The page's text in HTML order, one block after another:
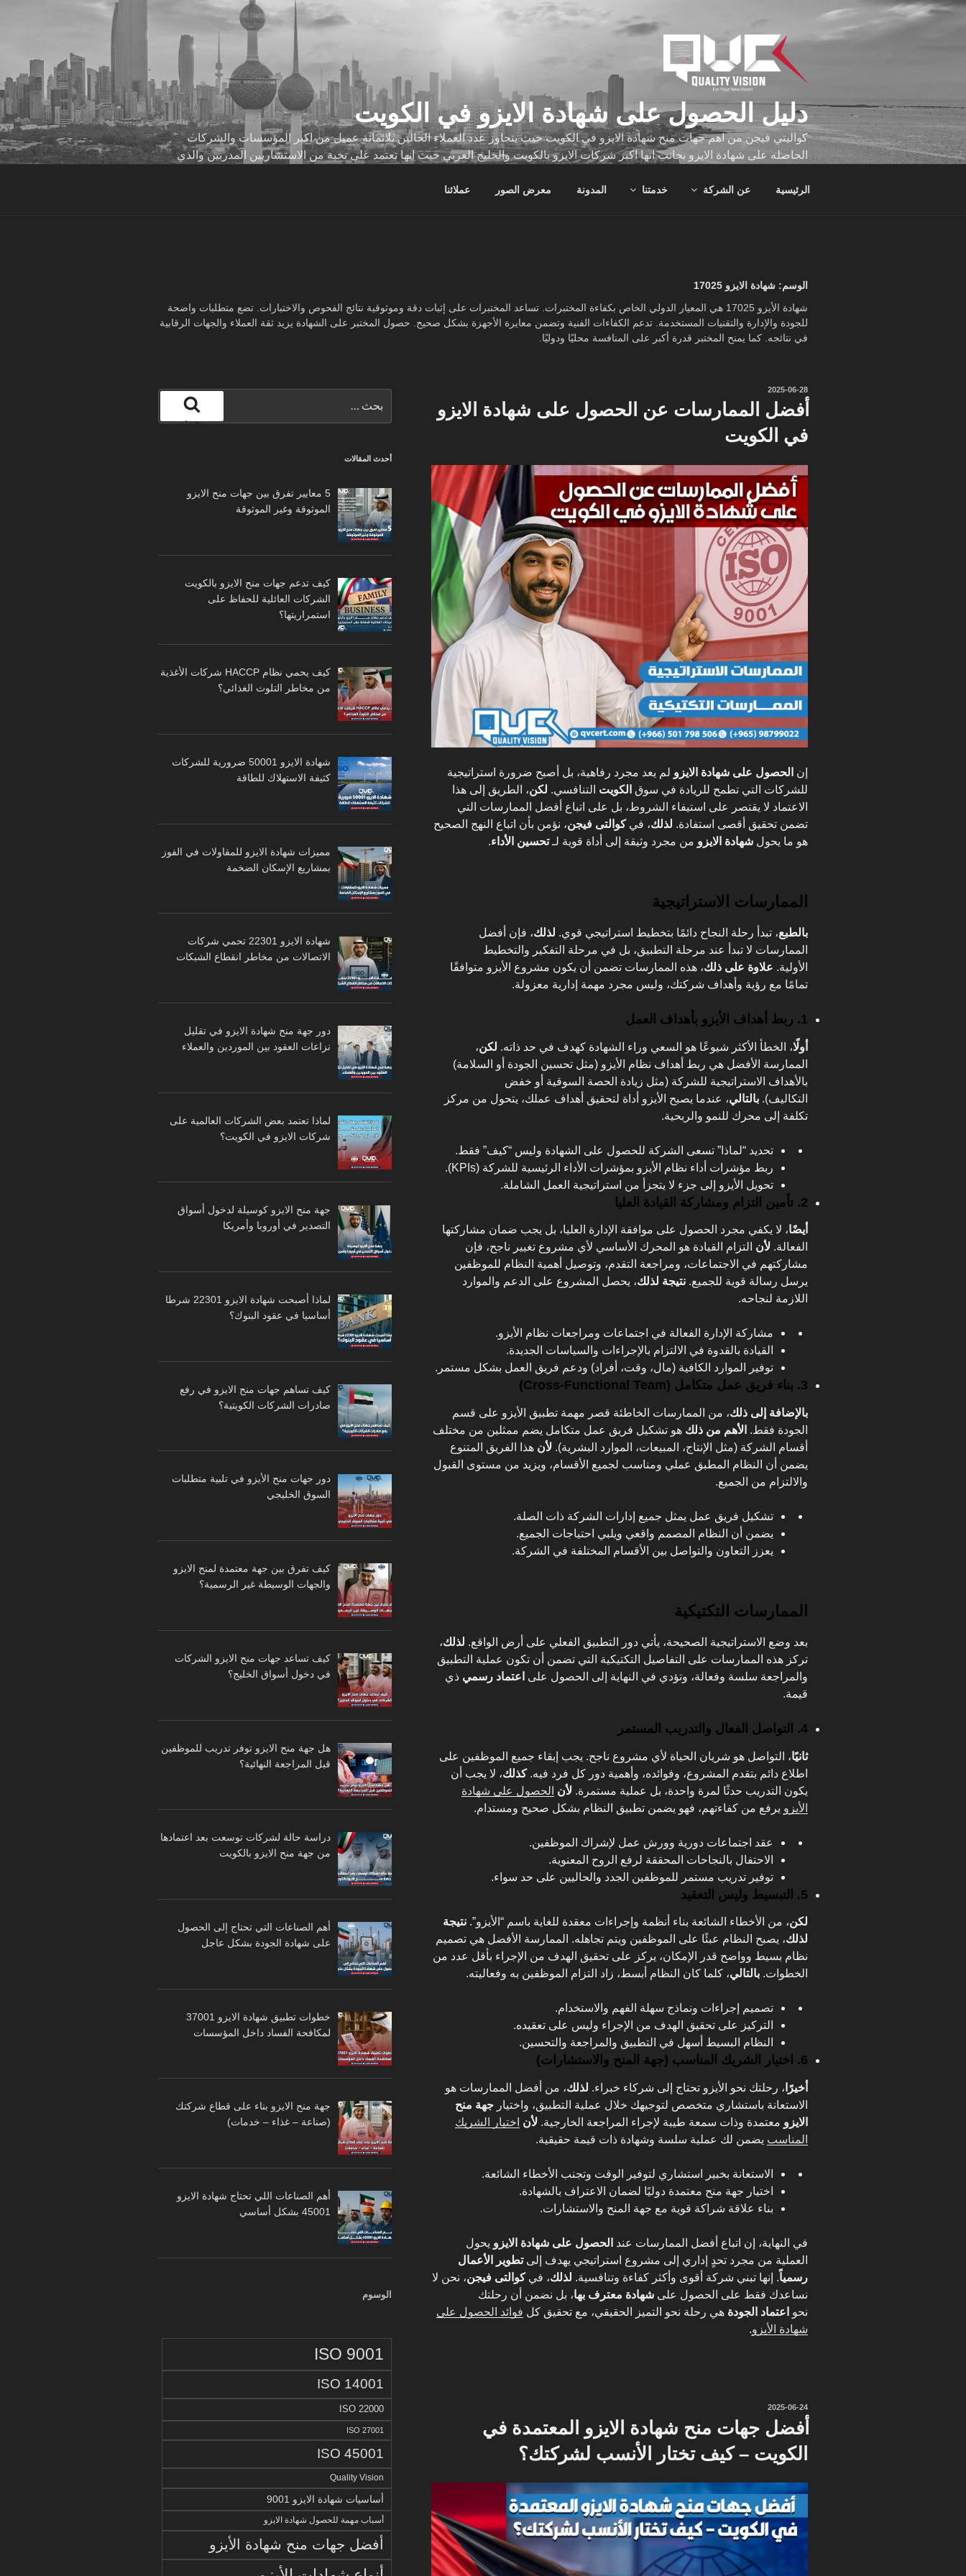
التجاوز
دليل الحصول على شهادة الايزو في الكويت
كواليتي فيجن من اهم جهات منح شهادة الايزو في الكويت حيث يتجاوز عدد العملاء الحالين ثلاثمائة عميل من اكبر المؤسسات والشركات
الحاصله على شهادة الايزو بجانب انها اكبر شركات الايزو بالكويت والخليج العربي حيث انها تعتمد على نخبة من الاستشاريين المدربين والذي
الرئيسية عن الشركة خدمتنا المدونة معرض الصور عملائنا
الوسم: شهادة الايزو 17025
شهادة الأيزو 17025 هي المعيار الدولي الخاص بكفاءة المختبرات. تساعد المختبرات على إثبات دقة وموثوقية نتائج الفحوص والاختبارات. تضع متطلبات واضحة
للجودة والإدارة والتقنيات المستخدمة. تدعم الكفاءات الفنية وتضمن معايرة الأجهزة بشكل صحيح. حصول المختبر على الشهادة يزيد ثقة العملاء والجهات الرقابية
في نتائجه. كما يمنح المختبر قدرة أكبر على المنافسة محليًا ودوليًا.
نُشر
في
2025-06-28
أفضل الممارسات عن الحصول على شهادة الايزو
في الكويت
إن الحصول على شهادة الايزو لم يعد مجرد رفاهية، بل أصبح ضرورة استراتيجية
للشركات التي تطمح للريادة في سوق الكويت التنافسي. لكن، الطريق إلى هذا
الاعتماد لا يقتصر على استيفاء الشروط، بل على اتباع أفضل الممارسات التي
تضمن تحقيق أقصى استفادة. لذلك، فيكوالتى فيجن، نؤمن بأن اتباع النهج الصحيح
هو ما يحول شهادة الايزو من مجرد وثيقة إلى أداة قوية لـتحسين الأداء.
الممارسات الاستراتيجية
بالطبع، تبدأ رحلة النجاح دائمًا بتخطيط استراتيجي قوي. لذلك، فإن أفضل
الممارسات لا تبدأ عند مرحلة التطبيق، بل في مرحلة التفكير والتخطيط
الأولية. علاوة على ذلك، هذه الممارسات تضمن أن يكون مشروع الأيزو متوافقًا
تمامًا مع رؤية وأهداف شركتك، وليس مجرد مهمة إدارية معزولة.
1. ربط أهداف الأيزو بأهداف العمل
أولًا، الخطأ الأكثر شيوعًا هو السعي وراء الشهادة كهدف في حد ذاته. لكن،
الممارسة الأفضل هي ربط أهداف نظام الأيزو (مثل تحسين الجودة أو السلامة)
بالأهداف الاستراتيجية للشركة (مثل زيادة الحصة السوقية أو خفض
التكاليف). بالتالي، عندما يصبح الأيزو أداة لتحقيق أهداف عملك، يتحول من مركز
تكلفة إلى محرك للنمو والربحية.
تحديد “لماذا” تسعى الشركة للحصول على الشهادة وليس “كيف” فقط.
ربط مؤشرات أداء نظام الأيزو بمؤشرات الأداء الرئيسية للشركة (KPIs).
تحويل الأيزو إلى جزء لا يتجزأ من استراتيجية العمل الشاملة.
2. تأمين التزام ومشاركة القيادة العليا
أيضًا، لا يكفي مجرد الحصول على موافقة الإدارة العليا، بل يجب ضمان مشاركتها
الفعالة. لأن التزام القيادة هو المحرك الأساسي لأي مشروع تغيير ناجح، فإن
مشاركتهم في الاجتماعات، ومراجعة التقدم، وتوصيل أهمية النظام للموظفين
يرسل رسالة قوية للجميع. نتيجة لذلك، يحصل المشروع على الدعم والموارد
اللازمة لنجاحه.
مشاركة الإدارة الفعالة في اجتماعات ومراجعات نظام الأيزو.
القيادة بالقدوة في الالتزام بالإجراءات والسياسات الجديدة.
توفير الموارد الكافية (مال، وقت، أفراد) ودعم فريق العمل بشكل مستمر.
3. بناء فريق عمل متكامل (Cross-Functional Team)
بالإضافة إلى ذلك، من الممارسات الخاطئة قصر مهمة تطبيق الأيزو على قسم
الجودة فقط. الأهم من ذلك هو تشكيل فريق عمل متكامل يضم ممثلين من مختلف
أقسام الشركة (مثل الإنتاج، المبيعات، الموارد البشرية). لأن هذا الفريق المتنوع
يضمن أن النظام المطبق عملي ومناسب لجميع الأقسام، ويزيد من مستوى القبول
والالتزام من الجميع.
تشكيل فريق عمل يمثل جميع إدارات الشركة ذات الصلة.
يضمن أن النظام المصمم واقعي ويلبي احتياجات الجميع.
يعزز التعاون والتواصل بين الأقسام المختلفة في الشركة.
الممارسات التكتيكية
بعد وضع الاستراتيجية الصحيحة، يأتي دور التطبيق الفعلي على أرض الواقع. لذلك،
تركز هذه الممارسات على التفاصيل التكتيكية التي تضمن أن تكون عملية التطبيق
والمراجعة سلسة وفعالة، وتؤدي في النهاية إلى الحصول على اعتماد رسمي ذي
قيمة.
4. التواصل الفعال والتدريب المستمر
ثانيًا، التواصل هو شريان الحياة لأي مشروع ناجح. يجب إبقاء جميع الموظفين على
اطلاع دائم بتقدم المشروع، وفوائده، وأهمية دور كل فرد فيه.كذلك، لا يجب أن
يكون التدريب حدثًا لمرة واحدة، بل عملية مستمرة. لأن الحصول على شهادة
الأيزو يرفع من كفاءتهم، فهو يضمن تطبيق النظام بشكل صحيح ومستدام.
عقد اجتماعات دورية وورش عمل لإشراك الموظفين.
الاحتفال بالنجاحات المحققة لرفع الروح المعنوية.
توفير تدريب مستمر للموظفين الجدد والحاليين على حد سواء.
5. التبسيط وليس التعقيد
لكن، من الأخطاء الشائعة بناء أنظمة وإجراءات معقدة للغاية باسم “الأيزو”. نتيجة
لذلك، يصبح النظام عبئًا على الموظفين ويتم تجاهله. الممارسة الأفضل هي تصميم
نظام بسيط وواضح قدر الإمكان، يركز على تحقيق الهدف من الإجراء بأقل عدد من
الخطوات. بالتالي، كلما كان النظام أبسط، زاد التزام الموظفين به وفعاليته.
تصميم إجراءات ونماذج سهلة الفهم والاستخدام.
التركيز على تحقيق الهدف من الإجراء وليس على تعقيده.
النظام البسيط أسهل في التطبيق والمراجعة والتحسين.
6. اختيار الشريك المناسب (جهة المنح والاستشارات)
أخيرًا ، رحلتك نحو الأيزو تحتاج إلى شركاء خبراء. لذلك، من أفضل الممارسات هو
الاستعانة باستشاري متخصص لتوجيهك خلال عملية التطبيق، واختيار جهة منح
الايزو معتمدة وذات سمعة طيبة لإجراء المراجعة الخارجية. لأن اختيار الشريك
المناسب يضمن لك عملية سلسة وشهادة ذات قيمة حقيقية.
الاستعانة بخبير استشاري لتوفير الوقت وتجنب الأخطاء الشائعة.
اختيار جهة منح معتمدة دوليًا لضمان الاعتراف بالشهادة.
بناء علاقة شراكة قوية مع جهة المنح والاستشارات.
في النهاية، إن اتباع أفضل الممارسات عند الحصول على شهادة الايزو يحول
العملية من مجرد تحدٍ إداري إلى مشروع استراتيجي يهدف إلىتطوير الأعمال
رسمياً. إنها تبني شركة أقوى وأكثر كفاءة وتنافسية. لذلك، فيكوالتى فيجن، نحن لا
نساعدك فقط على الحصول على شهادة معترف بها، بل نضمن أن رحلتك
نحو اعتماد الجودة هي رحلة نحو التميز الحقيقي، مع تحقيق كل فوائد الحصول على
شهادة الأيزو.
نُشر
في
2025-06-24
أفضل جهات منح شهادة الايزو المعتمدة في
الكويت – كيف تختار الأنسب لشركتك؟
عن:
بحث
أحدث المقالات
5 معايير تفرق بين جهات منح الايزو
الموثوقة وغير الموثوقة
كيف تدعم جهات منح الايزو بالكويت
الشركات العائلية للحفاظ على
استمراريتها؟
كيف يحمي نظام HACCP شركات الأغذية
من مخاطر التلوث الغذائي؟
شهادة الايزو 50001 ضرورية للشركات
كثيفة الاستهلاك للطاقة
مميزات شهادة الايزو للمقاولات في الفوز
بمشاريع الإسكان الضخمة
شهادة الايزو 22301 تحمي شركات
الاتصالات من مخاطر انقطاع الشبكات
دور جهة منح شهادة الايزو في تقليل
نزاعات العقود بين الموردين والعملاء
لماذا تعتمد بعض الشركات العالمية على
شركات الايزو في الكويت؟
جهة منح الايزو كوسيلة لدخول أسواق
التصدير في أوروبا وأمريكا
لماذا أصبحت شهادة الايزو 22301 شرطا
أساسيا في عقود البنوك؟
كيف تساهم جهات منح الايزو في رفع
صادرات الشركات الكويتية؟
دور جهات منح الأيزو في تلبية متطلبات
السوق الخليجي
كيف تفرق بين جهة معتمدة لمنح الايزو
والجهات الوسيطة غير الرسمية؟
كيف تساعد جهات منح الايزو الشركات
في دخول أسواق الخليج؟
هل جهة منح الايزو توفر تدريب للموظفين
قبل المراجعة النهائية؟
دراسة حالة لشركات توسعت بعد اعتمادها
من جهة منح الايزو بالكويت
أهم الصناعات التي تحتاج إلى الحصول
على شهادة الجودة بشكل عاجل
خطوات تطبيق شهادة الايزو 37001
لمكافحة الفساد داخل المؤسسات
جهة منح الايزو بناء على قطاع شركتك
(صناعة – غذاء – خدمات)
أهم الصناعات اللي تحتاج شهادة الايزو
45001 بشكل أساسي
الوسوم
ISO 9001
ISO 14001
ISO 22000
ISO 27001
ISO 45001
Quality Vision
أساسيات شهادة الايزو 9001
أسباب مهمة للحصول شهادة الايزو
أفضل جهات منح شهادة الأيزو